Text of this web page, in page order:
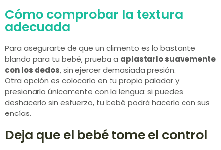
Cómo comprobar la textura
adecuada
Para asegurarte de que un alimento es lo bastante
blando para tu bebé, prueba a aplastarlo suavemente
con los dedos, sin ejercer demasiada presión.
Otra opción es colocarlo en tu propio paladar y
presionarlo únicamente con la lengua: si puedes
deshacerlo sin esfuerzo, tu bebé podrá hacerlo con sus
encías.
Deja que el bebé tome el control